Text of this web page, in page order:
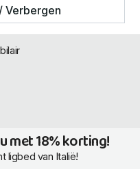
Verbergen
met 18% korting!
ligbed van Italië!